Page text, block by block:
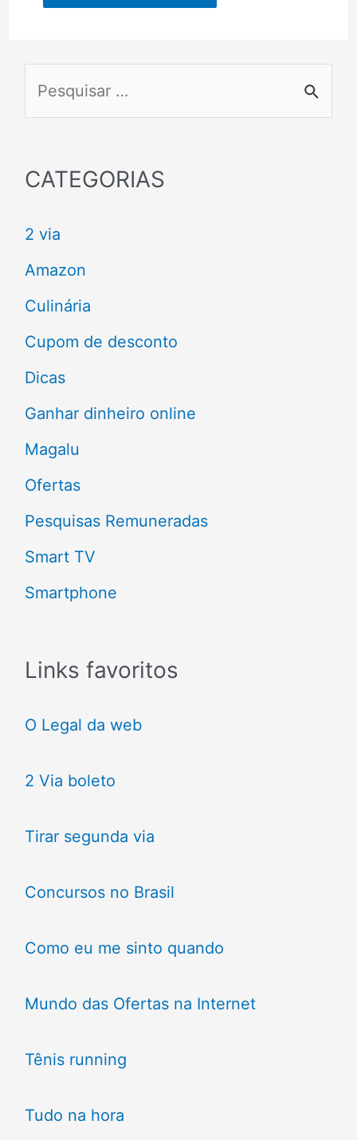
q
i
s
a
r
:
CATEGORIAS
2 via
Amazon
Culinária
Cupom de desconto
Dicas
Ganhar dinheiro online
Magalu
Ofertas
Pesquisas Remuneradas
Smart TV
Smartphone
Links favoritos
O Legal da web
2 Via boleto
Tirar segunda via
Concursos no Brasil
Como eu me sinto quando
Mundo das Ofertas na Internet
Tênis running
Tudo na hora